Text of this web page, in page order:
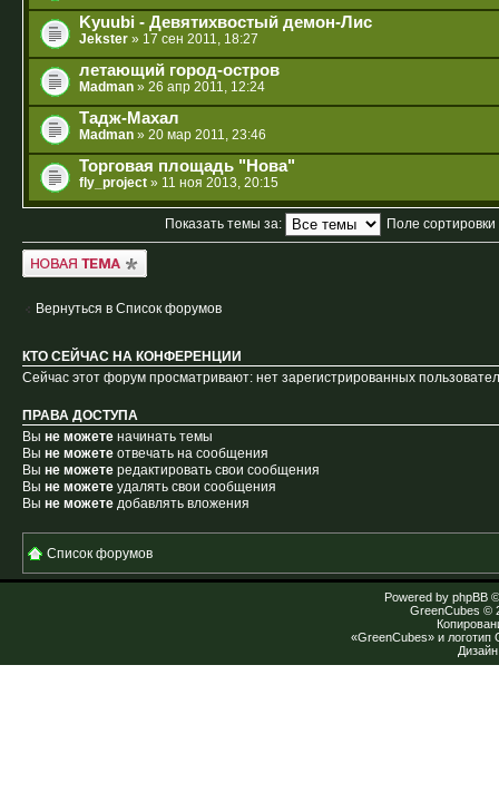
Kyuubi - Девятихвостый демон-Лис
Jekster » 17 сен 2011, 18:27
летающий город-остров
Madman » 26 апр 2011, 12:24
Тадж-Махал
Madman » 20 мар 2011, 23:46
Торговая площадь "Нова"
fly_project » 11 ноя 2013, 20:15
Показать темы за: Поле сортировки
Новая тема
Вернуться в Список форумов
КТО СЕЙЧАС НА КОНФЕРЕНЦИИ
Сейчас этот форум просматривают: нет зарегистрированных
ПРАВА ДОСТУПА
Вы не можете начинать темы
Вы не можете отвечать на сообщения
Вы не можете редактировать свои сообщения
Вы не можете удалять свои сообщения
Вы не можете добавлять вложения
Список форумов
Powered by phpBB
GreenCubes ©
«GreenCubes» и